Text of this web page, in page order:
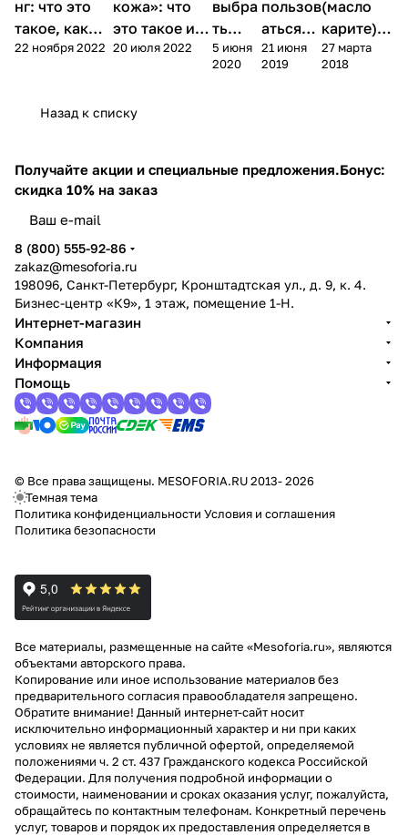
нг: что это
такое, как
делать и
22 ноября 2022
кожа»: что
это такое и
как за ней
20 июля 2022
выбра
ть
маску
для
5 июня
2020
пользов
аться
маской
для
21 июня
2019
(масло
карите) в
косметол
огии
27 марта
2018
Назад к списку
Получайте акции и специальные предложения.Бонус:
скидка 10% на заказ
8 (800) 555-92-86
zakaz@mesoforia.ru
198096, Санкт-Петербург, Кронштадтская ул., д. 9, к. 4.
Бизнес-центр «К9», 1 этаж, помещение 1-Н.
Интернет-магазин
Компания
Информация
Помощь
© Все права защищены. MESOFORIA.RU 2013- 2026
Темная тема
Политика конфиденциальности Условия и соглашения
Политика безопасности
Все материалы, размещенные на сайте «Mesoforia.ru», являются
объектами авторского права.
Копирование или иное использование материалов без
предварительного согласия правообладателя запрещено.
Обратите внимание! Данный интернет-сайт носит
исключительно информационный характер и ни при каких
условиях не является публичной офертой, определяемой
положениями ч. 2 ст. 437 Гражданского кодекса Российской
Федерации. Для получения подробной информации о
стоимости, наименовании и сроках оказания услуг, пожалуйста,
обращайтесь по контактным телефонам. Конкретный перечень
услуг, товаров и порядок их предоставления определяется в